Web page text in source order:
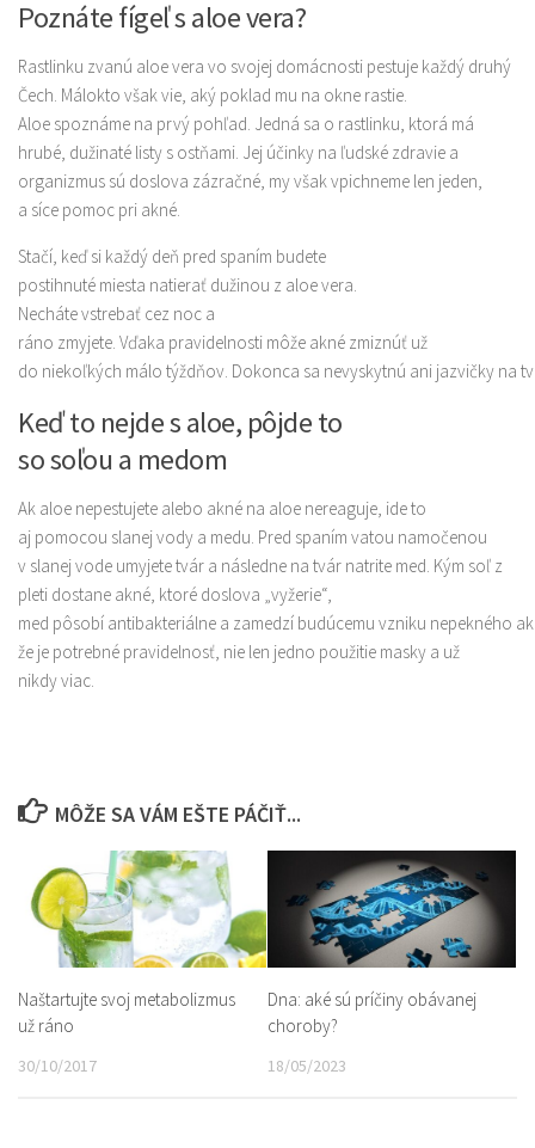
Poznáte fígeľ s aloe vera?
Rastlinku zvanú aloe vera vo svojej domácnosti pestuje každý druhý
Čech. Málokto však vie, aký poklad mu na okne rastie.
Aloe spoznáme na prvý pohľad. Jedná sa o rastlinku, ktorá má
hrubé, dužinaté listy s ostňami. Jej účinky na ľudské zdravie a
organizmus sú doslova zázračné, my však vpichneme len jeden,
a síce pomoc pri akné.
Stačí, keď si každý deň pred spaním budete
postihnuté miesta natierať dužinou z aloe vera.
Necháte vstrebať cez noc a
ráno zmyjete. Vďaka pravidelnosti môže akné zmiznúť už
do niekoľkých málo týždňov. Dokonca sa nevyskytnú ani jazvičky na
Keď to nejde s aloe, pôjde to
so soľou a medom
Ak aloe nepestujete alebo akné na aloe nereaguje, ide to
aj pomocou slanej vody a medu. Pred spaním vatou namočenou
v slanej vode umyjete tvár a následne na tvár natrite med. Kým soľ z
pleti dostane akné, ktoré doslova „vyžerie“,
med pôsobí antibakteriálne a zamedzí budúcemu vzniku nepekného
že je potrebné pravidelnosť, nie len jedno použitie masky a už
nikdy viac.
MÔŽE SA VÁM EŠTE PÁČIŤ...
Naštartujte svoj metabolizmus
už ráno
30/10/2017
Dna: aké sú príčiny obávanej
choroby?
18/05/2023